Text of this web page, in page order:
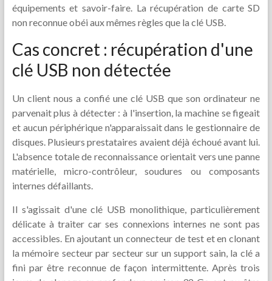
équipements et savoir-faire. La récupération de carte SD
non reconnue obéi aux mêmes règles que la clé USB.
Cas concret : récupération d'une
clé USB non détectée
Un client nous a confié une clé USB que son ordinateur ne
parvenait plus à détecter : à l'insertion, la machine se figeait
et aucun périphérique n'apparaissait dans le gestionnaire de
disques. Plusieurs prestataires avaient déjà échoué avant lui.
L'absence totale de reconnaissance orientait vers une panne
matérielle, micro-contrôleur, soudures ou composants
internes défaillants.
Il s'agissait d'une clé USB monolithique, particulièrement
délicate à traiter car ses connexions internes ne sont pas
accessibles. En ajoutant un connecteur de test et en clonant
la mémoire secteur par secteur sur un support sain, la clé a
fini par être reconnue de façon intermittente. Après trois